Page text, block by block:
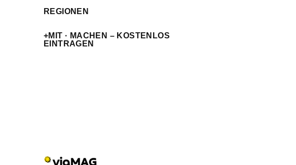
REGIONEN
+MIT · MACHEN – KOSTENLOS
EINTRAGEN